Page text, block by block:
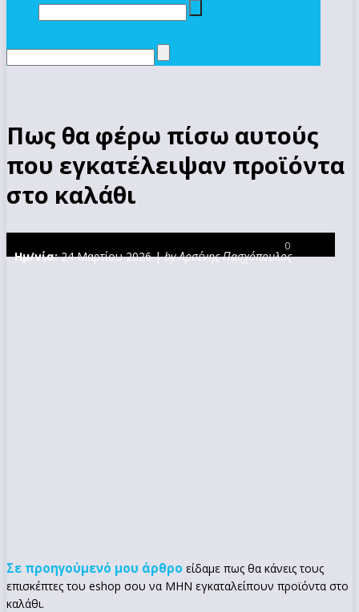
Πως θα φέρω πίσω αυτούς
που εγκατέλειψαν προϊόντα
στο καλάθι
Ημ/νία:24 Μαρτίου 2026 |by Αρσένης Πασχόπουλος
0
Σε προηγούμενό μου άρθρο είδαμε πως θα κάνεις τους
επισκέπτες του eshop σου να ΜΗΝ εγκαταλείπουν προϊόντα στο
καλάθι.